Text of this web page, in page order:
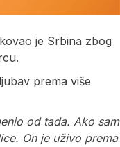
je Srbina zbog
prema više
od tada. Ako sam
On je uživo prema